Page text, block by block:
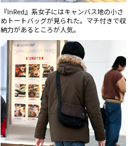
『InRed』系女子にはキャンバス地の小さ
めトートバッグが見られた。マチ付きで収
納力があるところが人気。